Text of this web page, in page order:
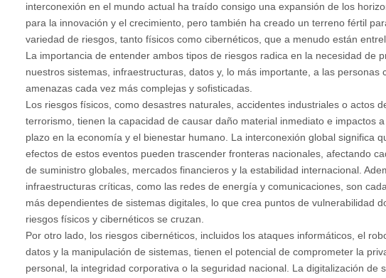
interconexión en el mundo actual ha traído consigo una expansión de los
para la innovación y el crecimiento, pero también ha creado un terreno fértil
variedad de riesgos, tanto físicos como cibernéticos, que a menudo están
La importancia de entender ambos tipos de riesgos radica en la necesidad de
nuestros sistemas, infraestructuras, datos y, lo más importante, a las personas
amenazas cada vez más complejas y sofisticadas.
Los riesgos físicos, como desastres naturales, accidentes industriales o actos
terrorismo, tienen la capacidad de causar daño material inmediato e impactos
plazo en la economía y el bienestar humano. La interconexión global significa
efectos de estos eventos pueden trascender fronteras nacionales, afectando
de suministro globales, mercados financieros y la estabilidad internacional.
infraestructuras críticas, como las redes de energía y comunicaciones, son
más dependientes de sistemas digitales, lo que crea puntos de vulnerabilidad
riesgos físicos y cibernéticos se cruzan.
Por otro lado, los riesgos cibernéticos, incluidos los ataques informáticos, el
datos y la manipulación de sistemas, tienen el potencial de comprometer la
personal, la integridad corporativa o la seguridad nacional. La digitalización de